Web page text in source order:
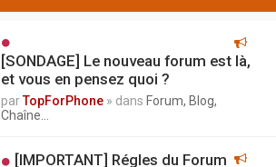
[SONDAGE] Le nouveau forum est là,
et vous en pensez quoi ?
parTopForPhone » dans Forum, Blog,
Chaîne...
[IMPORTANT] Régles du Forum